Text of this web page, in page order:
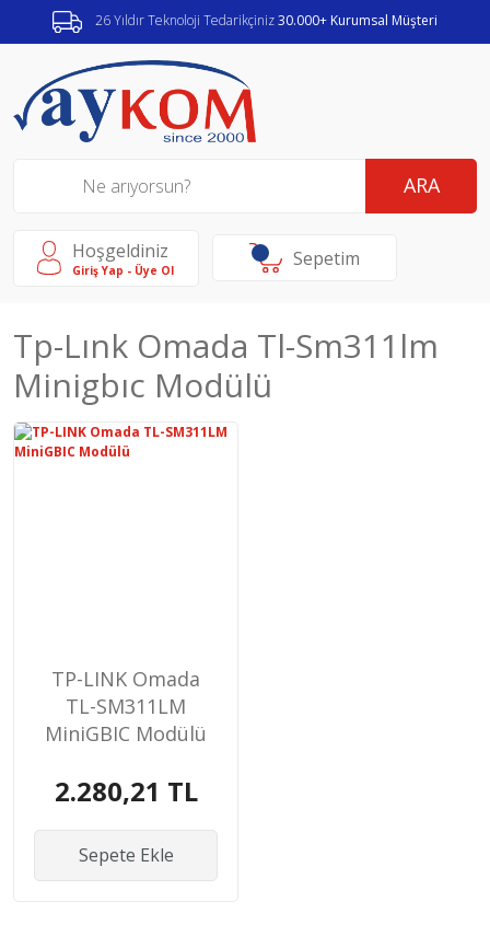
26 Yıldır Teknoloji Tedarikçiniz30.000+ Kurumsal Müşteri
ARA
Hoşgeldiniz
Giriş Yap - Üye Ol Sepetim
Tp-Lınk Omada Tl-Sm311lm
Minigbıc Modülü
TP-LINK Omada
TL-SM311LM
MiniGBIC Modülü
2.280,21 TL
Sepete Ekle